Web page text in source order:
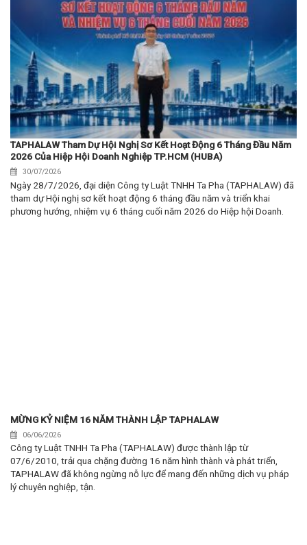
TAPHALAW Tham Dự Hội Nghị Sơ Kết Hoạt Động 6 Tháng Đầu Năm
2026 Của Hiệp Hội Doanh Nghiệp TP.HCM (HUBA)
30/07/2026
Ngày 28/7/2026, đại diện Công ty Luật TNHH Ta Pha (TAPHALAW) đã
tham dự Hội nghị sơ kết hoạt động 6 tháng đầu năm và triển khai
phương hướng, nhiệm vụ 6 tháng cuối năm 2026 do Hiệp hội Doanh.
MỪNG KỶ NIỆM 16 NĂM THÀNH LẬP TAPHALAW
06/06/2026
Công ty Luật TNHH Ta Pha (TAPHALAW) được thành lập từ
07/6/2010, trải qua chặng đường 16 năm hình thành và phát triển,
TAPHALAW đã không ngừng nỗ lực để mang đến những dịch vụ pháp
lý chuyên nghiệp, tận.